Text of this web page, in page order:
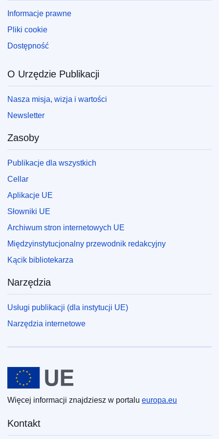
Informacje prawne
Pliki cookie
Dostępność
O Urzędzie Publikacji
Nasza misja, wizja i wartości
Newsletter
Zasoby
Publikacje dla wszystkich
Cellar
Aplikacje UE
Słowniki UE
Archiwum stron internetowych UE
Międzyinstytucjonalny przewodnik redakcyjny
Kącik bibliotekarza
Narzędzia
Usługi publikacji (dla instytucji UE)
Narzędzia internetowe
Unia Europejska
Więcej informacji znajdziesz w portalu europa.eu
Kontakt